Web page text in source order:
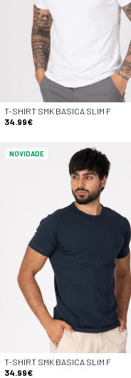
T-SHIRT SMK BASICA SLIM F
34.99€
NOVIDADE
T-SHIRT SMK BASICA SLIM F
34.99€